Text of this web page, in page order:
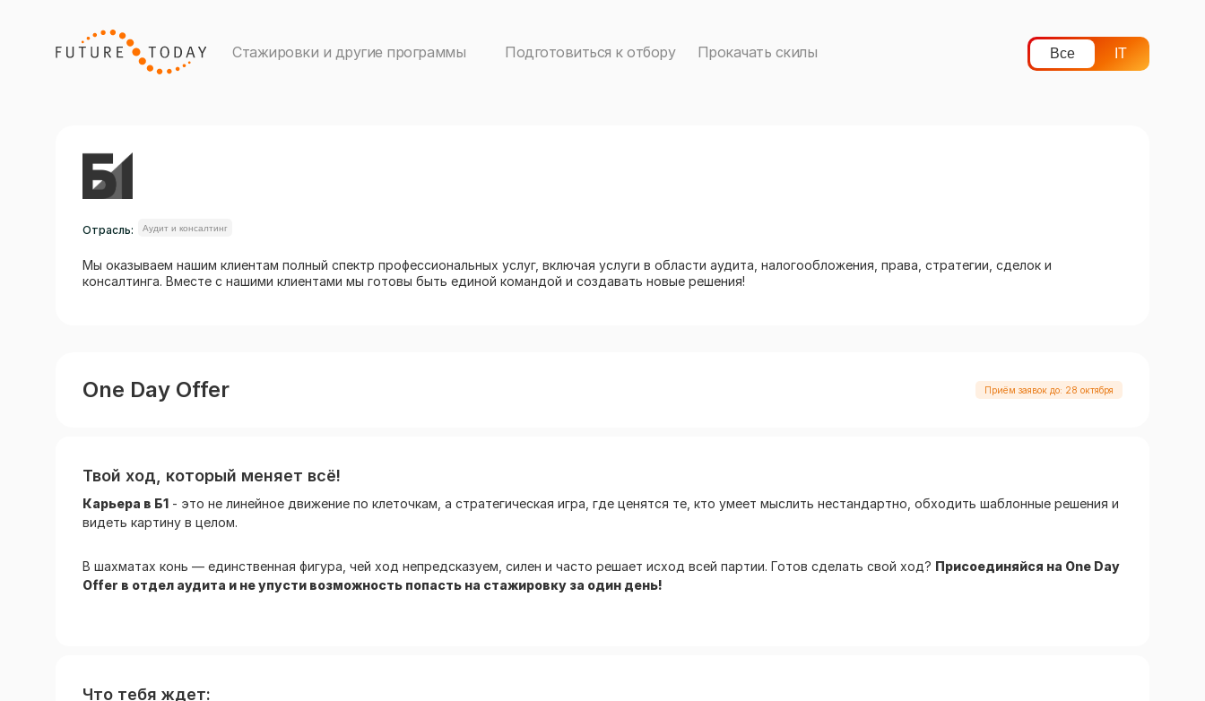
Стажировки и другие программы Подготовиться к отбору Прокачать скилы Все IT
Отрасль: Аудит и консалтинг
Мы оказываем нашим клиентам полный спектр профессиональных услуг, включая услуги в области аудита, налогообложения, права, стратегии, сделок и
консалтинга. Вместе с нашими клиентами мы готовы быть единой командой и создавать новые решения!
One Day Offer Приём заявок до: 28 октября
Твой ход, который меняет всё!
Карьера в Б1 - это не линейное движение по клеточкам, а стратегическая игра, где ценятся те, кто умеет мыслить нестандартно, обходить шаблонные решения и
видеть картину в целом.
В шахматах конь — единственная фигура, чей ход непредсказуем, силен и часто решает исход всей партии. Готов сделать свой ход? Присоединяйся на One Day
Offer в отдел аудита и не упусти возможность попасть на стажировку за один день!
Что тебя ждет: